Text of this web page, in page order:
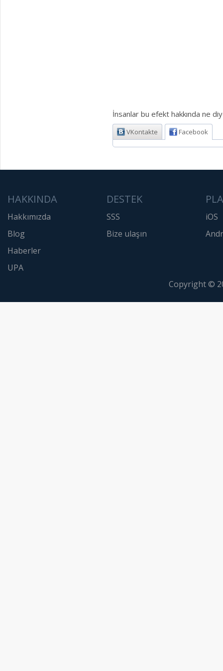
İnsanlar bu efekt hakkında ne
VKontakte Facebook
HAKKINDA
Hakkımızda
Blog
Haberler
UPA
DESTEK
SSS
Bize ulaşın
iOS
Copyright ©